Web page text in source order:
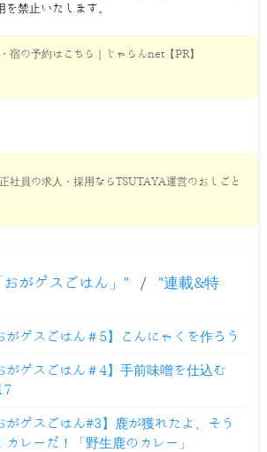
禁止いたします。
宿の予約はこちら｜じゃらんnet【PR】
社員の求人・採用ならTSUTAYA運営のおしごと
がゲスごはん」 /
連載&特
がゲスごはん＃5】こんにゃくを作ろう
がゲスごはん＃4】手前味噌を仕込む
がゲスごはん#3】鹿が獲れたよ、そう
カレーだ！「野生鹿のカレー」